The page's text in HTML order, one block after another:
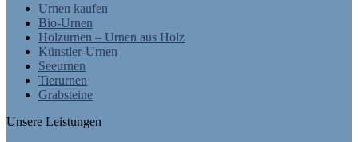
Urnen kaufen
Bio-Urnen
Holzurnen – Urnen aus Holz
Künstler-Urnen
Seeurnen
Tierurnen
Grabsteine
Unsere Leistungen